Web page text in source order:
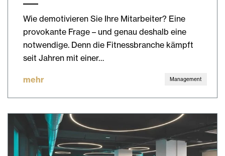
Wie demotivieren Sie Ihre Mitarbeiter? Eine
provokante Frage – und genau deshalb eine
notwendige. Denn die Fitnessbranche kämpft
seit Jahren mit einer…
mehr Management